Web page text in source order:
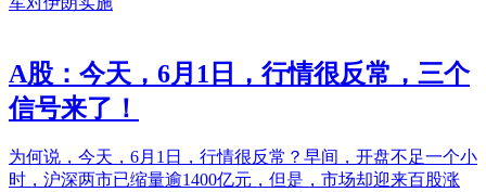
A股：今天，6月1日，行情很反常，三个
信号来了！
为何说，今天，6月1日，行情很反常？早间，开盘不足一个小
时，沪深两市已缩量逾1400亿元，但是，市场却迎来百股涨